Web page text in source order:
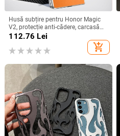
Husă subțire pentru Honor Magic
V2, protecție anti-cădere, carcasă
dură pentru ecran pliabil, finisaj PU
112.76 Lei
add_shopping_cart